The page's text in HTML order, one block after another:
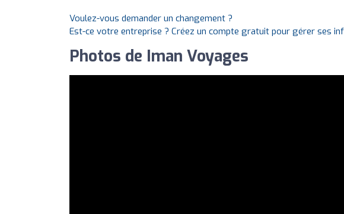
Voulez-vous demander un changement ?
Est-ce votre entreprise ? Créez un compte gratuit pour gérer ses
Photos de Iman Voyages